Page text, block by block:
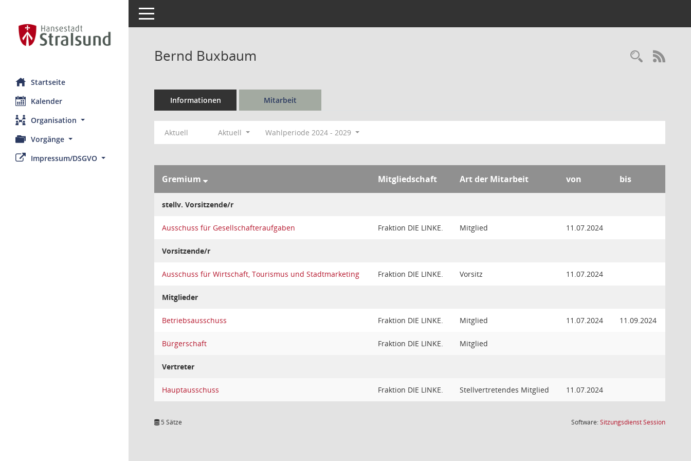
Startseite
Kalender
Organisation
Vorgänge
Impressum/DSGVO
Toggle navigation
Bernd Buxbaum
Informationen Mitarbeit
Aktuell Aktuell Wahlperiode 2024 - 2029
Gremium Mitgliedschaft Art der Mitarbeit von bis
stellv. Vorsitzende/r
Ausschuss für Gesellschafteraufgaben Fraktion DIE LINKE. Mitglied 11.07.2024
Vorsitzende/r
Ausschuss für Wirtschaft, Tourismus und Stadtmarketing Fraktion DIE LINKE. Vorsitz 11.07.2024
Mitglieder
Betriebsausschuss Fraktion DIE LINKE. Mitglied 11.07.2024 11.09.2024
Bürgerschaft Fraktion DIE LINKE. Mitglied
Vertreter
Hauptausschuss Fraktion DIE LINKE. Stellvertretendes Mitglied 11.07.2024
5 Sätze Software:SitzungsdienstSession(Wird in